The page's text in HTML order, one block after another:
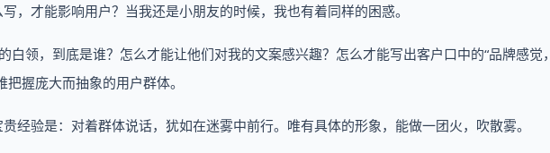
，才能影响用户？当我还是小朋友的时候，我也有着同样的困惑。
白领，到底是谁？怎么才能让他们对我的文案感兴趣？怎么才能写出客户口中的“品牌感觉
握庞大而抽象的用户群体。
经验是：对着群体说话，犹如在迷雾中前行。唯有具体的形象，能做一团火，吹散雾。